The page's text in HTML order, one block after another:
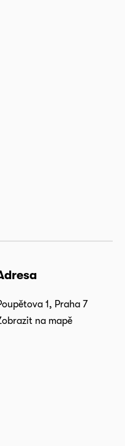
1, Praha 7
na mapě